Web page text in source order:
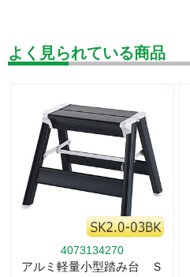
よく見られている商品
4073134270
アルミ軽量小型踏み台 Ｓ